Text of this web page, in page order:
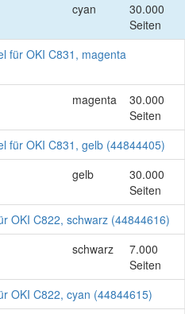
cyan
30.000
Seiten
für OKI C831, magenta
magenta
30.000
Seiten
für OKI C831, gelb (44844405)
gelb
30.000
Seiten
OKI C822, schwarz (44844616)
schwarz
7.000
Seiten
OKI C822, cyan (44844615)